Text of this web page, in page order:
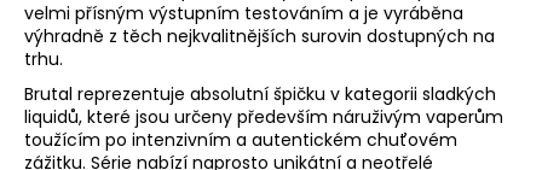
velmi přísným výstupním testováním a je vyráběna
výhradně z těch nejkvalitnějších surovin dostupných na
trhu.
Brutal reprezentuje absolutní špičku v kategorii sladkých
liquidů, které jsou určeny především náruživým vaperům
toužícím po intenzivním a autentickém chuťovém
zážitku. Série nabízí naprosto unikátní a neotřelé
j
í
t
?